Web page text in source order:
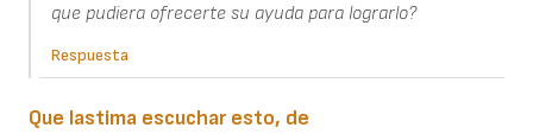
que pudiera ofrecerte su ayuda para lograrlo?
Respuesta
Que lastima escuchar esto, de